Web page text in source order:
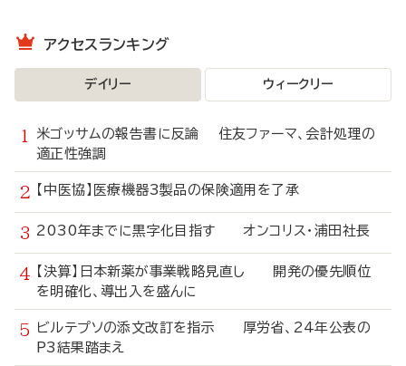
アクセスランキング
デイリー ウィークリー
米ゴッサムの報告書に反論 住友ファーマ、会計処理の
適正性強調
【中医協】医療機器3製品の保険適用を了承
2030年までに黒字化目指す オンコリス・浦田社長
【決算】日本新薬が事業戦略見直し 開発の優先順位
を明確化、導出入を盛んに
ビルテプソの添文改訂を指示 厚労省、24年公表の
P3結果踏まえ